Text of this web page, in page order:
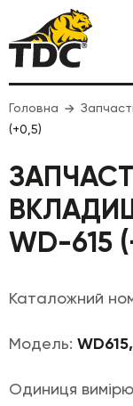
Головна
(+0,5)
WD-615
Каталожний
Модель: WD615,
Одиниця